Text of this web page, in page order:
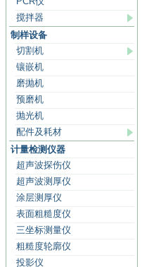
搅拌器
制样设备
切割机
镶嵌机
磨抛机
预磨机
抛光机
配件及耗材
计量检测仪器
超声波探伤仪
超声波测厚仪
涂层测厚仪
表面粗糙度仪
三坐标测量仪
粗糙度轮廓仪
投影仪